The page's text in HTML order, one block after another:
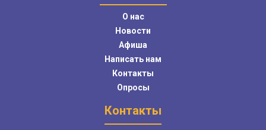
О нас
Новости
Афиша
Написать нам
Контакты
Опросы
Контакты